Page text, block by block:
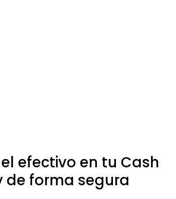
efectivo en tu Cash
de forma segura